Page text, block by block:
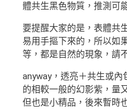
體共生黑色物質，推測可
要提醒大家的是，表體共
易用手摳下來的，所以如
等，都是自然的現象，請
anyway，透亮＋共生或
的相較一般的幻影紫，量
但也是小精品，後來暫時